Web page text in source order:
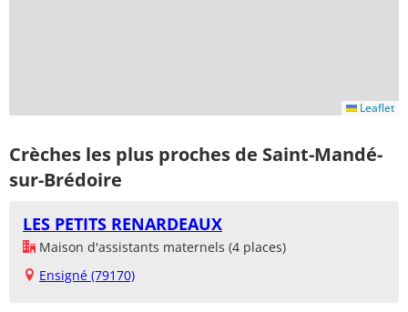
Leaflet
Crèches les plus proches de Saint-Mandé-
sur-Brédoire
LES PETITS RENARDEAUX
Maison d'assistants maternels (4 places)
Ensigné (79170)